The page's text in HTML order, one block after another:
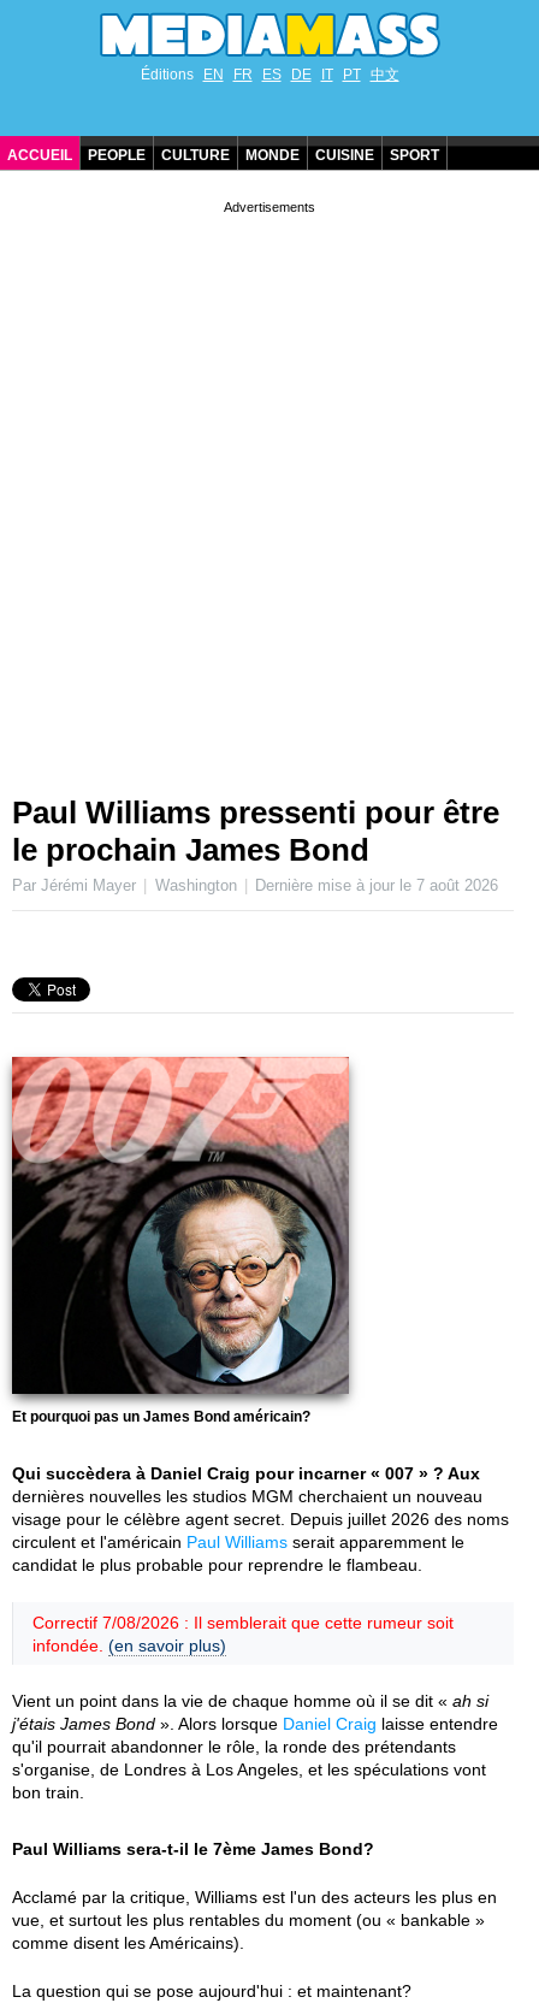
Éditions EN FR ES DE IT PT 中文
ACCUEIL PEOPLE CULTURE MONDE CUISINE SPORT
Paul Williams pressenti pour être
le prochain James Bond
Par Jérémi Mayer Washington Dernière mise à jour le 7 août 2026
Et pourquoi pas un James Bond américain?
Qui succèdera à Daniel Craig pour incarner « 007 » ? Aux
dernières nouvelles les studios MGM cherchaient un nouveau
visage pour le célèbre agent secret. Depuis juillet 2026 des noms
circulent et l'américain Paul Williams serait apparemment le
candidat le plus probable pour reprendre le flambeau.
Correctif 7/08/2026 : Il semblerait que cette rumeur soit
infondée. (en savoir plus)
Vient un point dans la vie de chaque homme où il se dit « ah si
j'étais James Bond ». Alors lorsque Daniel Craig laisse entendre
qu'il pourrait abandonner le rôle, la ronde des prétendants
s'organise, de Londres à Los Angeles, et les spéculations vont
bon train.
Paul Williams sera-t-il le 7ème James Bond?
Acclamé par la critique, Williams est l'un des acteurs les plus en
vue, et surtout les plus rentables du moment (ou « bankable »
comme disent les Américains).
La question qui se pose aujourd'hui : et maintenant?